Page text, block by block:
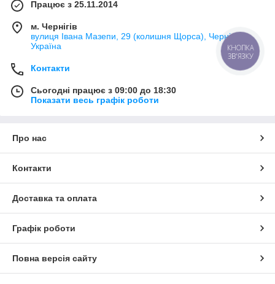
Працює з 25.11.2014
м. Чернігів
вулиця Івана Мазепи, 29 (колишня Щорса), Чернігів,
Україна
Контакти
Сьогодні працює з 09:00 до 18:30
Показати весь графік роботи
Про нас
Контакти
Доставка та оплата
Графік роботи
Повна версія сайту
КНОПКА
ЗВ'ЯЗКУ